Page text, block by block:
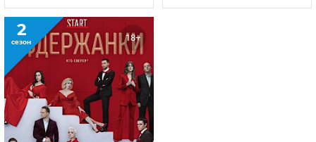
2
сезон 18+